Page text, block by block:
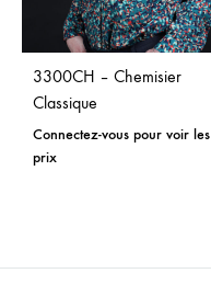
3300CH – Chemisier
Classique
Connectez-vous pour voir les
prix